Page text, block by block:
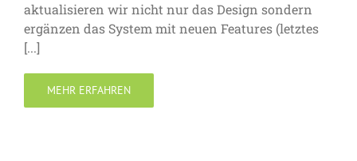
aktualisieren wir nicht nur das Design sondern
ergänzen das System mit neuen Features (letztes
[...]
MEHR ERFAHREN